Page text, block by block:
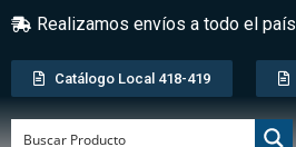
Realizamos envíos a todo el país
Catálogo Local 418-419